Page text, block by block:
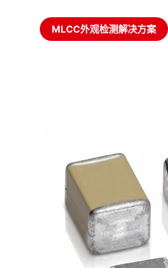
MLCC外观检测解决方案